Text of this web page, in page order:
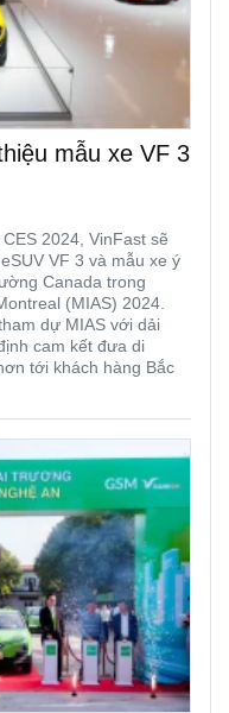
mẫu xe VF 3
2024, VinFast sẽ
VF 3 và mẫu xe ý
Canada trong
(MIAS) 2024.
dự MIAS với dải
cam kết đưa di
tới khách hàng Bắc